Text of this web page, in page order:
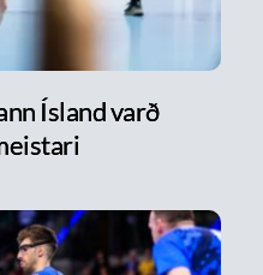
Ísland varð